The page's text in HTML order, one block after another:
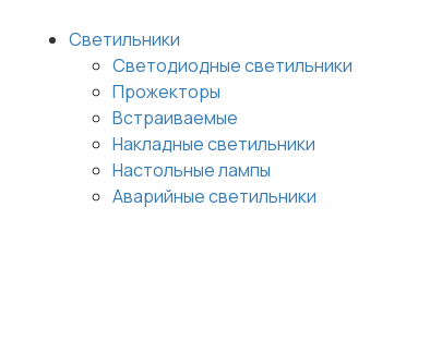
Светильники
Светодиодные светильники
Прожекторы
Встраиваемые
Накладные светильники
Настольные лампы
Аварийные светильники